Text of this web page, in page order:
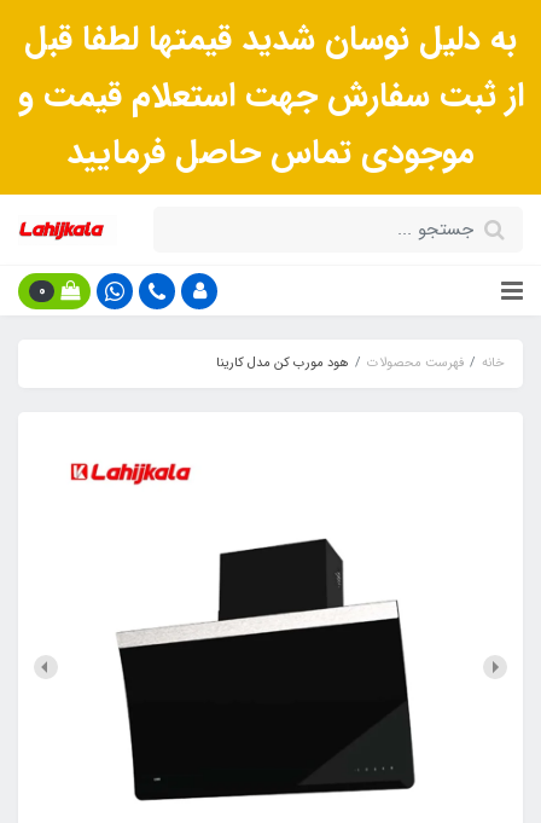
به دلیل نوسان شدید قیمتها لطفا قبل
از ثبت سفارش جهت استعلام قیمت و
موجودی تماس حاصل فرمایید
0
خانه فهرست محصولات هود مورب کن مدل کارینا